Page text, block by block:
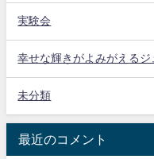
実験会
幸せな輝きがよみがえる
未分類
最近のコメント